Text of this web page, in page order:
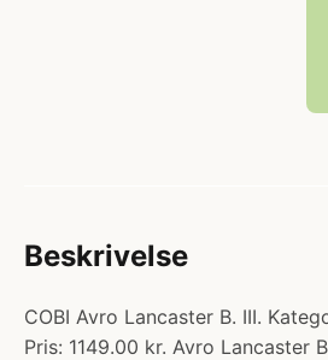
Beskrivelse
COBI Avro Lancaster B. III.
Pris: 1149.00 kr. Avro Lancaster